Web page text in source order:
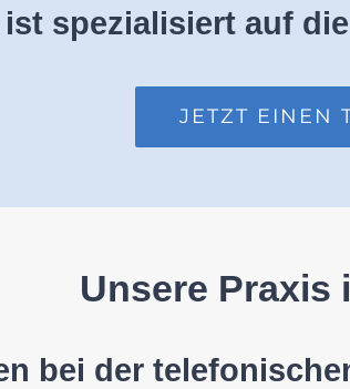
ist spezialisiert auf
JETZT EINEN
Unsere Praxis
bei der